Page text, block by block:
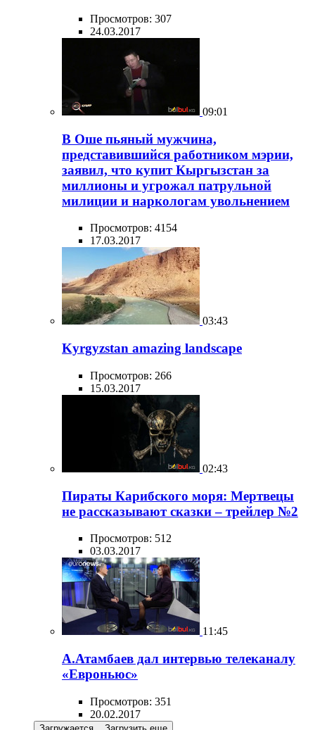
Просмотров: 307
24.03.2017
09:01
В Оше пьяный мужчина,
представившийся работником мэрии,
заявил, что купит Кыргызстан за
миллионы и угрожал патрульной
милиции и наркологам увольнением
Просмотров: 4154
17.03.2017
03:43
Kyrgyzstan amazing landscape
Просмотров: 266
15.03.2017
02:43
Пираты Карибского моря: Мертвецы
не рассказывают сказки – трейлер №2
Просмотров: 512
03.03.2017
11:45
А.Атамбаев дал интервью телеканалу
«Евроньюс»
Просмотров: 351
20.02.2017